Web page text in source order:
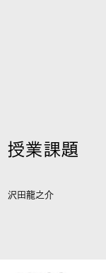
授業課題
沢田龍之介